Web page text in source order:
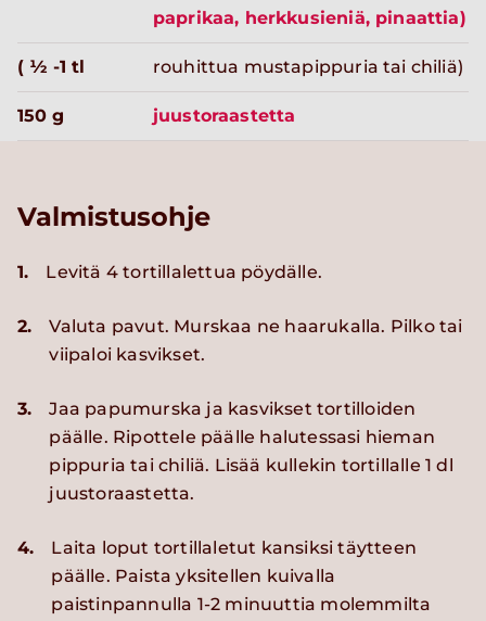
paprikaa, herkkusieniä, pinaattia)
( ½ -1 tl rouhittua mustapippuria tai chiliä)
150 g juustoraastetta
Valmistusohje
1. Levitä 4 tortillalettua pöydälle.
2.
Valuta pavut. Murskaa ne haarukalla. Pilko tai
viipaloi kasvikset.
3.
Jaa papumurska ja kasvikset tortilloiden
päälle. Ripottele päälle halutessasi hieman
pippuria tai chiliä. Lisää kullekin tortillalle 1 dl
juustoraastetta.
4.
Laita loput tortillaletut kansiksi täytteen
päälle. Paista yksitellen kuivalla
paistinpannulla 1-2 minuuttia molemmilta